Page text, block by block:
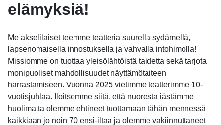
elämyksiä!
Me akselilaiset teemme teatteria suurella sydämellä,
lapsenomaisella innostuksella ja vahvalla intohimolla!
Missiomme on tuottaa yleisölähtöistä taidetta sekä tarjota
monipuoliset mahdollisuudet näyttämötaiteen
harrastamiseen. Vuonna 2025 vietimme teatterimme 10-
vuotisjuhlaa. Iloitsemme siitä, että nuoresta iästämme
huolimatta olemme ehtineet tuottamaan tähän mennessä
kaikkiaan jo noin 70 ensi-iltaa ja olemme vakiinnuttaneet